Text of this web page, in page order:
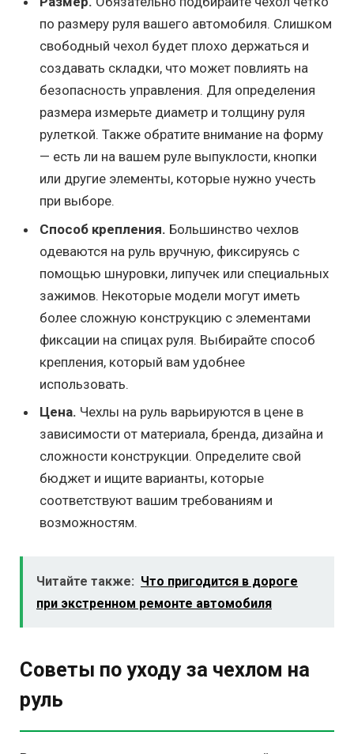
по размеру руля вашего автомобиля. Слишком
свободный чехол будет плохо держаться и
создавать складки, что может повлиять на
безопасность управления. Для определения
размера измерьте диаметр и толщину руля
рулеткой. Также обратите внимание на форму
— есть ли на вашем руле выпуклости, кнопки
или другие элементы, которые нужно учесть
при выборе.
Способ крепления. Большинство чехлов
одеваются на руль вручную, фиксируясь с
помощью шнуровки, липучек или специальных
зажимов. Некоторые модели могут иметь
более сложную конструкцию с элементами
фиксации на спицах руля. Выбирайте способ
крепления, который вам удобнее
использовать.
Цена. Чехлы на руль варьируются в цене в
зависимости от материала, бренда, дизайна и
сложности конструкции. Определите свой
бюджет и ищите варианты, которые
соответствуют вашим требованиям и
возможностям.
Читайте также: Что пригодится в дороге
при экстренном ремонте автомобиля
Советы по уходу за чехлом на
руль